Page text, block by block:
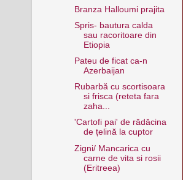
Branza Halloumi prajita
Spris- bautura calda
sau racoritoare din
Etiopia
Pateu de ficat ca-n
Azerbaijan
Rubarbă cu scortisoara
si frisca (reteta fara
zaha...
'Cartofi pai' de rădăcina
de țelină la cuptor
Zigni/ Mancarica cu
carne de vita si rosii
(Eritreea)